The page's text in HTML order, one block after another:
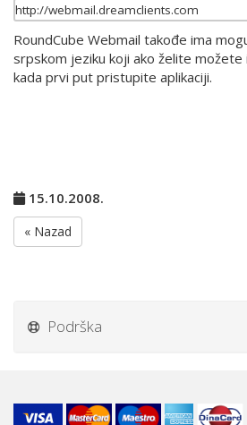
http://webmail.dreamclients.com
RoundCube Webmail takođe ima
srpskom jeziku koji ako želite možete
kada prvi put pristupite aplikaciji.
15.10.2008.
« Nazad
Podrška